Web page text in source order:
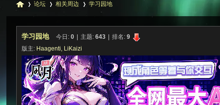
二 »
论坛
›
相关周边
›
学习园地
学习园地 今日:0 主题:643 排名:9
版主: Haagenti, LiKaizi